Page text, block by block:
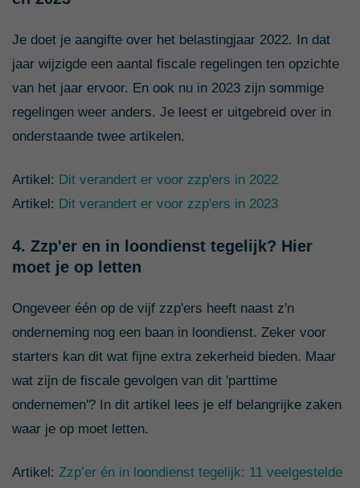
Je doet je aangifte over het belastingjaar 2022. In dat
jaar wijzigde een aantal fiscale regelingen ten opzichte
van het jaar ervoor. En ook nu in 2023 zijn sommige
regelingen weer anders. Je leest er uitgebreid over in
onderstaande twee artikelen.
Artikel: Dit verandert er voor zzp'ers in 2022
Artikel: Dit verandert er voor zzp'ers in 2023
4. Zzp'er en in loondienst tegelijk? Hier
moet je op letten
Ongeveer één op de vijf zzp'ers heeft naast z'n
onderneming nog een baan in loondienst. Zeker voor
starters kan dit wat fijne extra zekerheid bieden. Maar
wat zijn de fiscale gevolgen van dit 'parttime
ondernemen'? In dit artikel lees je elf belangrijke zaken
waar je op moet letten.
Artikel: Zzp’er én in loondienst tegelijk: 11 veelgestelde